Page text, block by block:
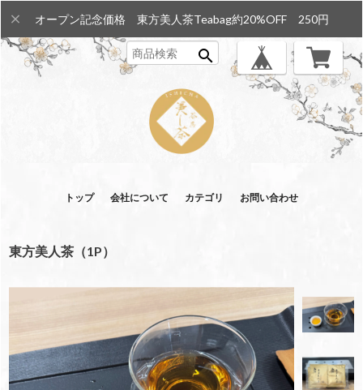
オープン記念価格 東方美人茶Teabag約20%OFF 250円
search
トップ 会社について カテゴリ お問い合わせ
東方美人茶（1P）